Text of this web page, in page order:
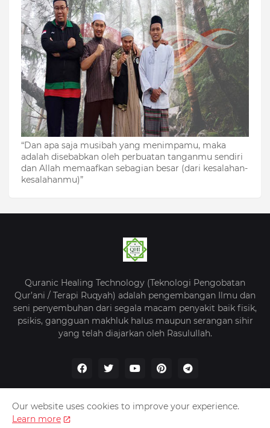
“Dan apa saja musibah yang menimpamu, maka
adalah disebabkan oleh perbuatan tanganmu sendiri
dan Allah memaafkan sebagian besar (dari kesalahan-
kesalahanmu)”
Quranic Healing Technology (Teknologi Pengobatan
Qur’ani / Terapi Ruqyah) adalah pengembangan Ilmu dan
seni penyembuhan dari segala macam penyakit baik fisik,
psikis, gangguan makhluk halus maupun serangan sihir
yang telah diajarkan oleh Rasulullah.
Our website uses cookies to improve your experience.
Learn more